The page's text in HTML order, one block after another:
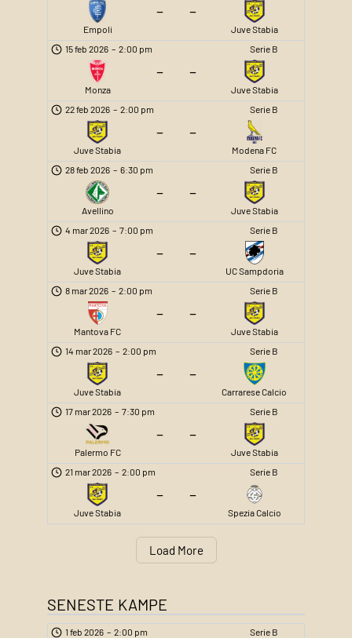
Empoli
– –
Juve Stabia
Serie B
15 feb 2026 – 2:00 pm
Monza
– –
Juve Stabia
Serie B
22 feb 2026 – 2:00 pm
Juve Stabia
– –
Modena FC
Serie B
28 feb 2026 – 6:30 pm
Avellino
– –
Juve Stabia
Serie B
4 mar 2026 – 7:00 pm
Juve Stabia
– –
UC Sampdoria
Serie B
8 mar 2026 – 2:00 pm
Mantova FC
– –
Juve Stabia
Serie B
14 mar 2026 – 2:00 pm
Juve Stabia
– –
Carrarese Calcio
Serie B
17 mar 2026 – 7:30 pm
Palermo FC
– –
Juve Stabia
Serie B
21 mar 2026 – 2:00 pm
Juve Stabia
– –
Spezia Calcio
Load More
SENESTE KAMPE
Serie B
1 feb 2026 – 2:00 pm